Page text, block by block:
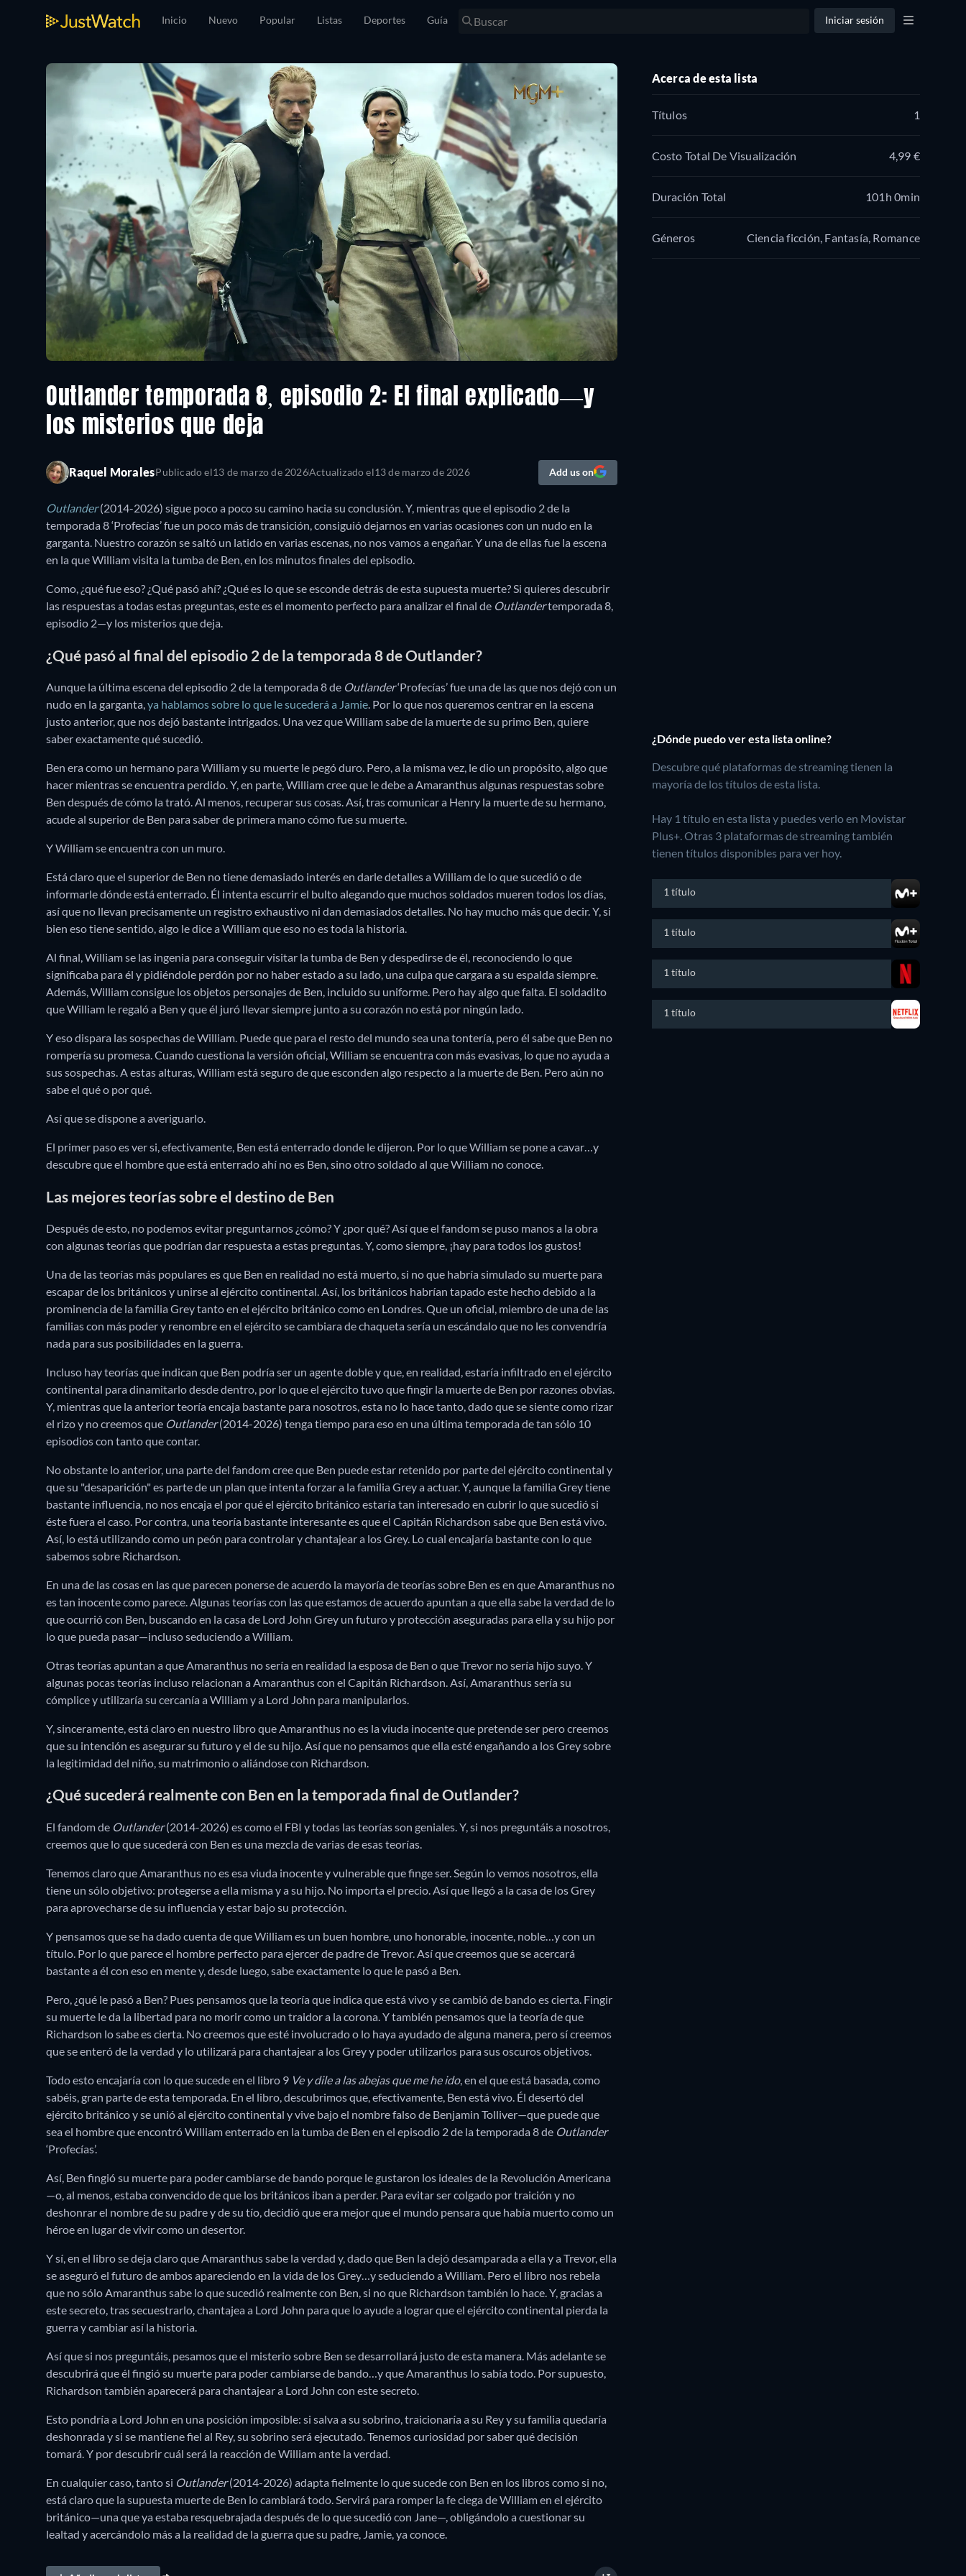
Inicio Nuevo Popular Listas Deportes Guía Iniciar sesión
Outlander temporada 8, episodio 2: El final explicado—y
los misterios que deja
Raquel MoralesPublicado el13 de marzo de 2026Actualizado el13 de marzo de 2026 Add us on
Outlander(2014-2026) sigue poco a poco su camino hacia su conclusión. Y, mientras que el episodio 2 de la
temporada 8 ‘Profecías’ fue un poco más de transición, consiguió dejarnos en varias ocasiones con un nudo en la
garganta. Nuestro corazón se saltó un latido en varias escenas, no nos vamos a engañar. Y una de ellas fue la escena
en la que William visita la tumba de Ben, en los minutos finales del episodio.
Como, ¿qué fue eso? ¿Qué pasó ahí? ¿Qué es lo que se esconde detrás de esta supuesta muerte? Si quieres descubrir
las respuestas a todas estas preguntas, este es el momento perfecto para analizar el final de Outlandertemporada 8,
episodio 2—y los misterios que deja.
¿Qué pasó al final del episodio 2 de la temporada 8 de Outlander?
Aunque la última escena del episodio 2 de la temporada 8 de Outlander‘Profecías’ fue una de las que nos dejó con un
nudo en la garganta,ya hablamos sobre lo que le sucederá a Jamie. Por lo que nos queremos centrar en la escena
justo anterior, que nos dejó bastante intrigados. Una vez que William sabe de la muerte de su primo Ben, quiere
saber exactamente qué sucedió.
Ben era como un hermano para William y su muerte le pegó duro. Pero, a la misma vez, le dio un propósito, algo que
hacer mientras se encuentra perdido. Y, en parte, William cree que le debe a Amaranthus algunas respuestas sobre
Ben después de cómo la trató. Al menos, recuperar sus cosas. Así, tras comunicar a Henry la muerte de su hermano,
acude al superior de Ben para saber de primera mano cómo fue su muerte.
Y William se encuentra con un muro.
Está claro que el superior de Ben no tiene demasiado interés en darle detalles a William de lo que sucedió o de
informarle dónde está enterrado. Él intenta escurrir el bulto alegando que muchos soldados mueren todos los días,
así que no llevan precisamente un registro exhaustivo ni dan demasiados detalles. No hay mucho más que decir. Y, si
bien eso tiene sentido, algo le dice a William que eso no es toda la historia.
Al final, William se las ingenia para conseguir visitar la tumba de Ben y despedirse de él, reconociendo lo que
significaba para él y pidiéndole perdón por no haber estado a su lado, una culpa que cargara a su espalda siempre.
Además, William consigue los objetos personajes de Ben, incluido su uniforme. Pero hay algo que falta. El soldadito
que William le regaló a Ben y que él juró llevar siempre junto a su corazón no está por ningún lado.
Y eso dispara las sospechas de William. Puede que para el resto del mundo sea una tontería, pero él sabe que Ben no
rompería su promesa. Cuando cuestiona la versión oficial, William se encuentra con más evasivas, lo que no ayuda a
sus sospechas. A estas alturas, William está seguro de que esconden algo respecto a la muerte de Ben. Pero aún no
sabe el qué o por qué.
Así que se dispone a averiguarlo.
El primer paso es ver si, efectivamente, Ben está enterrado donde le dijeron. Por lo que William se pone a cavar…y
descubre que el hombre que está enterrado ahí no es Ben, sino otro soldado al que William no conoce.
Las mejores teorías sobre el destino de Ben
Después de esto, no podemos evitar preguntarnos ¿cómo? Y ¿por qué? Así que el fandom se puso manos a la obra
con algunas teorías que podrían dar respuesta a estas preguntas. Y, como siempre, ¡hay para todos los gustos!
Una de las teorías más populares es que Ben en realidad no está muerto, si no que habría simulado su muerte para
escapar de los británicos y unirse al ejército continental. Así, los británicos habrían tapado este hecho debido a la
prominencia de la familia Grey tanto en el ejército británico como en Londres. Que un oficial, miembro de una de las
familias con más poder y renombre en el ejército se cambiara de chaqueta sería un escándalo que no les convendría
nada para sus posibilidades en la guerra.
Incluso hay teorías que indican que Ben podría ser un agente doble y que, en realidad, estaría infiltrado en el ejército
continental para dinamitarlo desde dentro, por lo que el ejército tuvo que fingir la muerte de Ben por razones obvias.
Y, mientras que la anterior teoría encaja bastante para nosotros, esta no lo hace tanto, dado que se siente como rizar
el rizo y no creemos que Outlander(2014-2026) tenga tiempo para eso en una última temporada de tan sólo 10
episodios con tanto que contar.
No obstante lo anterior, una parte del fandom cree que Ben puede estar retenido por parte del ejército continental y
que su "desaparición" es parte de un plan que intenta forzar a la familia Grey a actuar. Y, aunque la familia Grey tiene
bastante influencia, no nos encaja el por qué el ejército británico estaría tan interesado en cubrir lo que sucedió si
éste fuera el caso. Por contra, una teoría bastante interesante es que el Capitán Richardson sabe que Ben está vivo.
Así, lo está utilizando como un peón para controlar y chantajear a los Grey. Lo cual encajaría bastante con lo que
sabemos sobre Richardson.
En una de las cosas en las que parecen ponerse de acuerdo la mayoría de teorías sobre Ben es en que Amaranthus no
es tan inocente como parece. Algunas teorías con las que estamos de acuerdo apuntan a que ella sabe la verdad de lo
que ocurrió con Ben, buscando en la casa de Lord John Grey un futuro y protección aseguradas para ella y su hijo por
lo que pueda pasar—incluso seduciendo a William.
Otras teorías apuntan a que Amaranthus no sería en realidad la esposa de Ben o que Trevor no sería hijo suyo. Y
algunas pocas teorías incluso relacionan a Amaranthus con el Capitán Richardson. Así, Amaranthus sería su
cómplice y utilizaría su cercanía a William y a Lord John para manipularlos.
Y, sinceramente, está claro en nuestro libro que Amaranthus no es la viuda inocente que pretende ser pero creemos
que su intención es asegurar su futuro y el de su hijo. Así que no pensamos que ella esté engañando a los Grey sobre
la legitimidad del niño, su matrimonio o aliándose con Richardson.
¿Qué sucederá realmente con Ben en la temporada final de Outlander?
El fandom de Outlander(2014-2026) es como el FBI y todas las teorías son geniales. Y, si nos preguntáis a nosotros,
creemos que lo que sucederá con Ben es una mezcla de varias de esas teorías.
Tenemos claro que Amaranthus no es esa viuda inocente y vulnerable que finge ser. Según lo vemos nosotros, ella
tiene un sólo objetivo: protegerse a ella misma y a su hijo. No importa el precio. Así que llegó a la casa de los Grey
para aprovecharse de su influencia y estar bajo su protección.
Y pensamos que se ha dado cuenta de que William es un buen hombre, uno honorable, inocente, noble…y con un
título. Por lo que parece el hombre perfecto para ejercer de padre de Trevor. Así que creemos que se acercará
bastante a él con eso en mente y, desde luego, sabe exactamente lo que le pasó a Ben.
Pero, ¿qué le pasó a Ben? Pues pensamos que la teoría que indica que está vivo y se cambió de bando es cierta. Fingir
su muerte le da la libertad para no morir como un traidor a la corona. Y también pensamos que la teoría de que
Richardson lo sabe es cierta. No creemos que esté involucrado o lo haya ayudado de alguna manera, pero sí creemos
que se enteró de la verdad y lo utilizará para chantajear a los Grey y poder utilizarlos para sus oscuros objetivos.
Todo esto encajaría con lo que sucede en el libro 9 Ve y dile a las abejas que me he ido, en el que está basada, como
sabéis, gran parte de esta temporada. En el libro, descubrimos que, efectivamente, Ben está vivo. Él desertó del
ejército británico y se unió al ejército continental y vive bajo el nombre falso de Benjamin Tolliver—que puede que
sea el hombre que encontró William enterrado en la tumba de Ben en el episodio 2 de la temporada 8 de Outlander
‘Profecías’.
Así, Ben fingió su muerte para poder cambiarse de bando porque le gustaron los ideales de la Revolución Americana
—o, al menos, estaba convencido de que los británicos iban a perder. Para evitar ser colgado por traición y no
deshonrar el nombre de su padre y de su tío, decidió que era mejor que el mundo pensara que había muerto como un
héroe en lugar de vivir como un desertor.
Y sí, en el libro se deja claro que Amaranthus sabe la verdad y, dado que Ben la dejó desamparada a ella y a Trevor, ella
se aseguró el futuro de ambos apareciendo en la vida de los Grey…y seduciendo a William. Pero el libro nos rebela
que no sólo Amaranthus sabe lo que sucedió realmente con Ben, si no que Richardson también lo hace. Y, gracias a
este secreto, tras secuestrarlo, chantajea a Lord John para que lo ayude a lograr que el ejército continental pierda la
guerra y cambiar así la historia.
Así que si nos preguntáis, pesamos que el misterio sobre Ben se desarrollará justo de esta manera. Más adelante se
descubrirá que él fingió su muerte para poder cambiarse de bando…y que Amaranthus lo sabía todo. Por supuesto,
Richardson también aparecerá para chantajear a Lord John con este secreto.
Esto pondría a Lord John en una posición imposible: si salva a su sobrino, traicionaría a su Rey y su familia quedaría
deshonrada y si se mantiene fiel al Rey, su sobrino será ejecutado. Tenemos curiosidad por saber qué decisión
tomará. Y por descubrir cuál será la reacción de William ante la verdad.
En cualquier caso, tanto si Outlander(2014-2026) adapta fielmente lo que sucede con Ben en los libros como si no,
está claro que la supuesta muerte de Ben lo cambiará todo. Servirá para romper la fe ciega de William en el ejército
británico—una que ya estaba resquebrajada después de lo que sucedió con Jane—, obligándolo a cuestionar su
lealtad y acercándolo más a la realidad de la guerra que su padre, Jamie, ya conoce.
Acerca de esta lista
Títulos 1
Costo Total De Visualización 4,99 €
Duración Total 101h 0min
Géneros Ciencia ficción, Fantasía, Romance
¿Dónde puedo ver esta lista online?
Descubre qué plataformas de streaming tienen la
mayoría de los títulos de esta lista.
Hay 1 título en esta lista y puedes verlo en Movistar
Plus+.Otras 3 plataformas de streaming también
tienen títulos disponibles para ver hoy.
1 título
1 título
1 título
1 título